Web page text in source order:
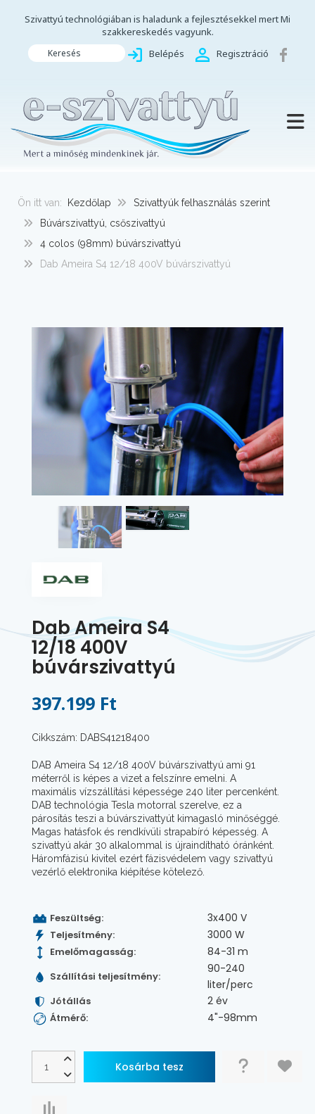
Szivattyú technológiában is haladunk a fejlesztésekkel mert Mi
szakkereskedés vagyunk.
Keresés Belépés Regisztráció
Ön itt van: Kezdőlap
Szivattyúk felhasználás szerint
Búvárszivattyú, csőszivattyú
4 colos (98mm) búvárszivattyú
Dab Ameira S4 12/18 400V búvárszivattyú
Dab Ameira S4
12/18 400V
búvárszivattyú
397.199 Ft
Cikkszám: DABS41218400
DAB Ameira S4 12/18 400V búvárszivattyú ami 91
méterről is képes a vizet a felszínre emelni. A
maximális vízszállítási képessége 240 liter percenként.
DAB technológia Tesla motorral szerelve, ez a
párosítás teszi a búvárszivattyút kimagasló minőséggé.
Magas hatásfok és rendkívüli strapabíró képesség. A
szivattyú akár 30 alkalommal is újraindítható óránként.
Háromfázisú kivitel ezért fázisvédelem vagy szivattyú
vezérlő elektronika kiépítése kötelező.
Feszültség: 3x400 V
Teljesítmény: 3000 W
Emelőmagasság: 84-31 m
Szállítási teljesítmény:
90-240
liter/perc
Jótállás 2 év
Átmérő: 4"-98mm